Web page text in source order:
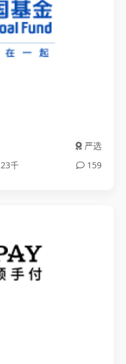
严选
千 159